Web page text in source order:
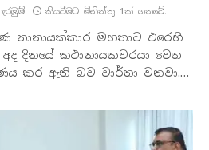
කියවීමට මිනිත්තු 1ක් ගතවේ.
නානායක්කාර මහතාට එරෙහි
දිනයේ කථානායකවරයා වෙත
කර ඇති බව වාර්තා වනවා.…